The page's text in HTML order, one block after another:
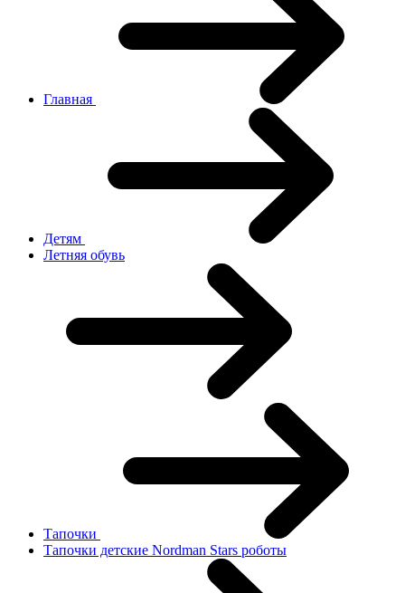
Главная
Детям
Летняя обувь
Тапочки
Тапочки детские Nordman Stars роботы